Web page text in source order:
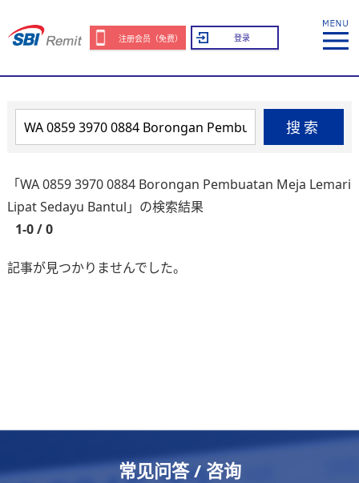
注册会员（免费） 登录
搜索
「WA 0859 3970 0884 Borongan Pembuatan Meja Lemari
Lipat Sedayu Bantul」の検索結果
1-0 / 0
記事が見つかりませんでした。
常见问答 / 咨询